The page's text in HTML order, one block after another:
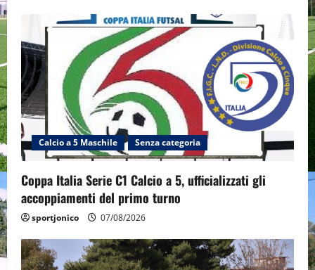
Calcio a 5 Maschile Senza categoria
Coppa Italia Serie C1 Calcio a 5, ufficializzati gli
accoppiamenti del primo turno
sportjonico 07/08/2026